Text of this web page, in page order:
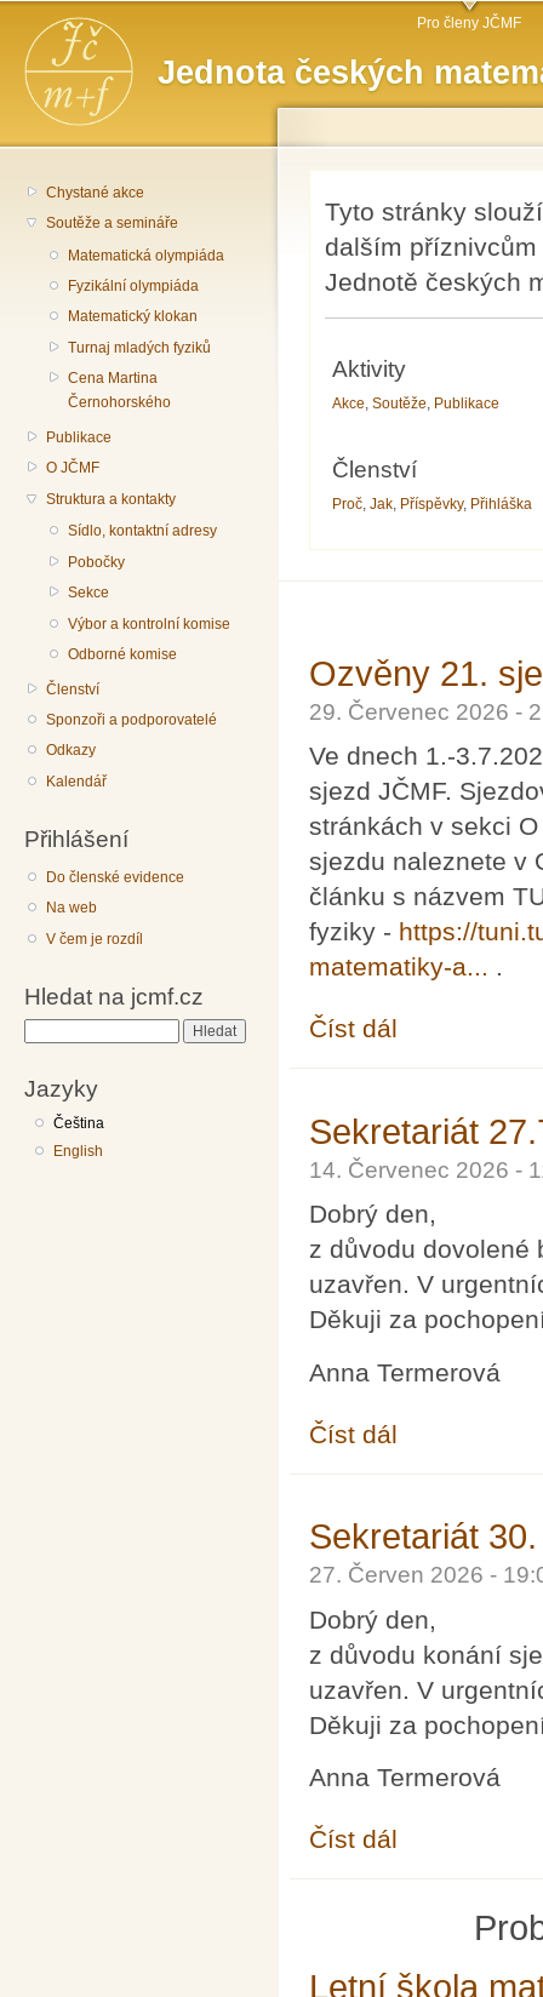
Jednota českých
Hlavní menu Pro členy JČMF
Chystané akce
Soutěže a semináře
Matematická olympiáda
Fyzikální olympiáda
Matematický klokan
Turnaj mladých fyziků
Cena Martina
Černohorského
Publikace
O JČMF
Struktura a kontakty
Sídlo, kontaktní adresy
Pobočky
Sekce
Výbor a kontrolní komise
Odborné komise
Členství
Sponzoři a podporovatelé
Odkazy
Kalendář
Přihlášení
Do členské evidence
Na web
V čem je rozdíl
Hledat na jcmf.cz
Jazyky
Čeština
English
Tyto stránky
dalším
Jednotě českých
Aktivity
Akce,Soutěže, Publikace
Členství
Proč,Jak, Příspěvky, Přihláška
Ozvěny 21.
29. Červenec 2026 -
Ve dnech 1.-
sjezd JČMF.
stránkách v sekci
sjezdu naleznete v
článku s názvem
fyziky - https://
matematiky-a... .
Číst dál
Sekretariát
14. Červenec 2026 -
Dobrý den,
z důvodu dovolené
uzavřen. V
Děkuji za
Anna Termerová
Číst dál
Sekretariát
27. Červen 2026 -
Dobrý den,
z důvodu konání
uzavřen. V
Děkuji za
Anna Termerová
Číst dál
Letní škola